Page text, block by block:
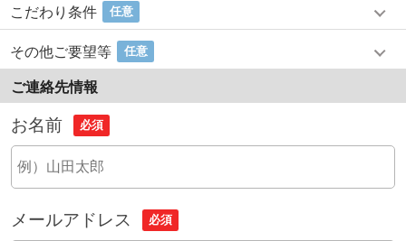
こだわり条件 任意
その他ご要望等 任意
ご連絡先情報
お名前 必須
メールアドレス 必須